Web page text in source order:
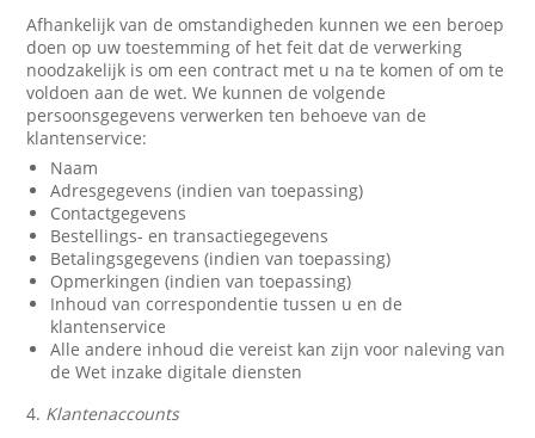
Afhankelijk van de omstandigheden kunnen we een beroep
doen op uw toestemming of het feit dat de verwerking
noodzakelijk is om een contract met u na te komen of om te
voldoen aan de wet. We kunnen de volgende
persoonsgegevens verwerken ten behoeve van de
klantenservice:
Naam
Adresgegevens (indien van toepassing)
Contactgegevens
Bestellings- en transactiegegevens
Betalingsgegevens (indien van toepassing)
Opmerkingen (indien van toepassing)
Inhoud van correspondentie tussen u en de
klantenservice
Alle andere inhoud die vereist kan zijn voor naleving van
de Wet inzake digitale diensten
4. Klantenaccounts